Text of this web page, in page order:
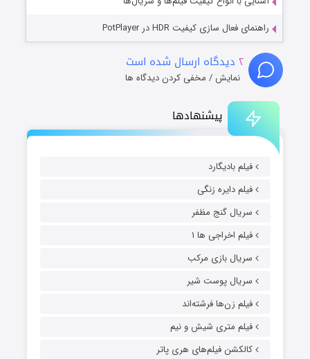
پیشنهادها
فیلم بادیگارد
فیلم دایره زنگی
سریال گنج مظفر
فیلم اخراجی ها ۱
سریال بازی مرکب
سریال پوست شیر
فیلم زن‌ها فرشته‌اند
فیلم متری شیش و نیم
کالکشن فیلم‌های هری پاتر
راهنمای فعال سازی کیفیت HDR در PotPlayer
۲ دیدگاه ارسال شده است
نمایش / مخفی کردن دیدگاه ها